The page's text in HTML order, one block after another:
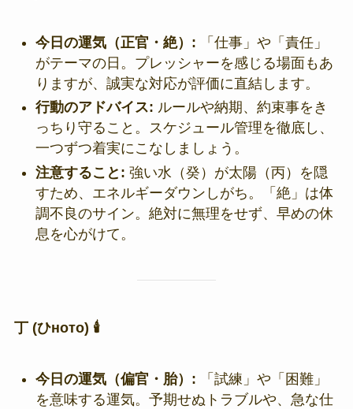
今日の運気（正官・絶）: 「仕事」や「責任」
がテーマの日。プレッシャーを感じる場面もあ
りますが、誠実な対応が評価に直結します。
行動のアドバイス: ルールや納期、約束事をき
っちり守ること。スケジュール管理を徹底し、
一つずつ着実にこなしましょう。
注意すること: 強い水（癸）が太陽（丙）を隠
すため、エネルギーダウンしがち。「絶」は体
調不良のサイン。絶対に無理をせず、早めの休
息を心がけて。
丁 (ひното) 🕯️
今日の運気（偏官・胎）: 「試練」や「困難」
を意味する運気。予期せぬトラブルや、急な仕